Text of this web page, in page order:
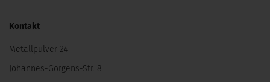
Kontakt
Metallpulver 24
Johannes-Görgens-Str. 8